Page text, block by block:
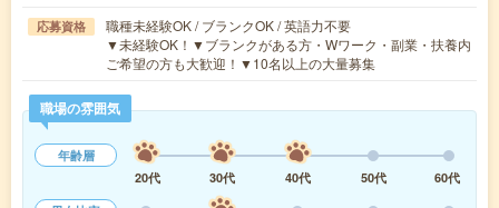
応募資格
職種未経験OK / ブランクOK / 英語力不要
▼未経験OK！▼ブランクがある方・Wワーク・副業・扶養内
ご希望の方も大歓迎！▼10名以上の大量募集
職場の雰囲気
年齢層
20代
30代 40代 50代
60代